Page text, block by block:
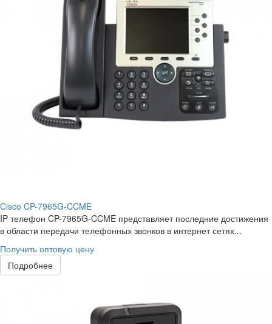
Cisco CP-7965G-CCME
IP телефон CP-7965G-CCME представляет последние достижения
в области передачи телефонных звонков в интернет сетях...
Получить оптовую цену
Подробнее